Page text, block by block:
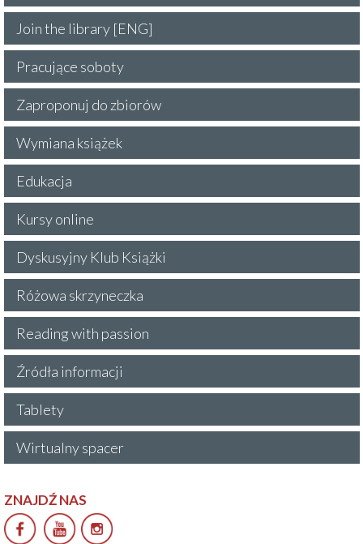
Join the library [ENG]
Pracujące soboty
Zaproponuj do zbiorów
Wymiana książek
Edukacja
Kursy online
Dyskusyjny Klub Książki
Różowa skrzyneczka
Reading with passion
Źródła informacji
Tablety
Wirtualny spacer
ZNAJDŹ NAS